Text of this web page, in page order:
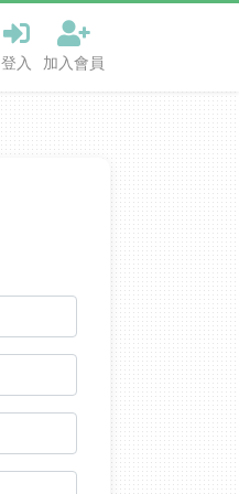
登入 加入會員